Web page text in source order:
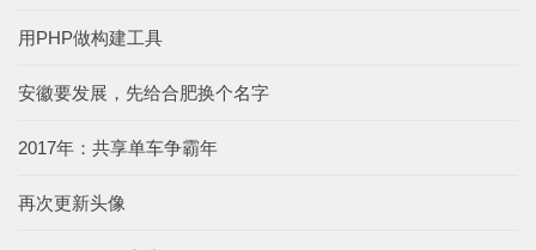
用PHP做构建工具
安徽要发展，先给合肥换个名字
2017年：共享单车争霸年
再次更新头像